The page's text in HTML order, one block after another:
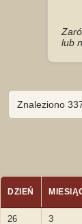
lub
Znaleziono
DZIEŃ
26 3